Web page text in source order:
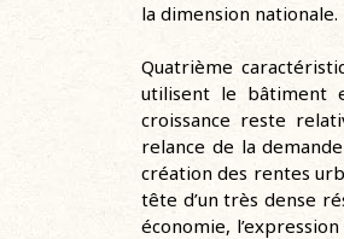
la dimension nationale.
Quatrième
utilisent le bâtiment
croissance reste
relance de la
création des rentes
tête d’un très dense
économie,